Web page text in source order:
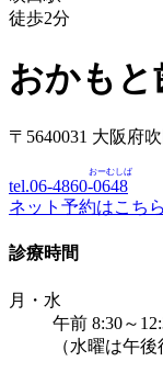
徒歩2分
おかもと
〒5640031 大阪府
tel.06-4860-0648
おーむしば
ネット予約はこち
診療時間
月・水
午前 8:30～
（水曜は午